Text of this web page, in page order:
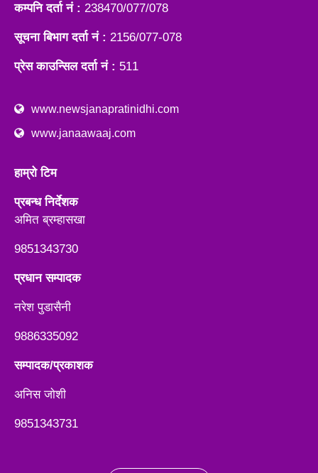
कम्पनि दर्ता नं : 238470/077/078
सूचना बिभाग दर्ता नं : 2156/077-078
प्रेस काउन्सिल दर्ता नं : 511
www.newsjanapratinidhi.com
www.janaawaaj.com
हाम्रो टिम
प्रबन्ध निर्देशक
अमित ब्रम्हासखा
9851343730
प्रधान सम्पादक
नरेश पुडासैनी
9886335092
सम्पादक/प्रकाशक
अनिस जाेशी
9851343731